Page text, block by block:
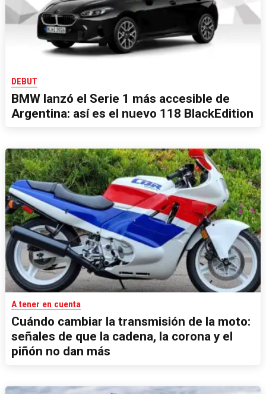
DEBUT
BMW lanzó el Serie 1 más accesible de
Argentina: así es el nuevo 118 BlackEdition
A tener en cuenta
Cuándo cambiar la transmisión de la moto:
señales de que la cadena, la corona y el
piñón no dan más